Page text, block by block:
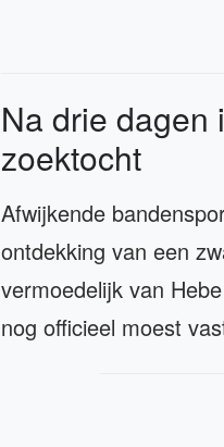
Na drie dagen
zoektocht
Afwijkende
ontdekking van een
vermoedelijk van
nog officieel moest